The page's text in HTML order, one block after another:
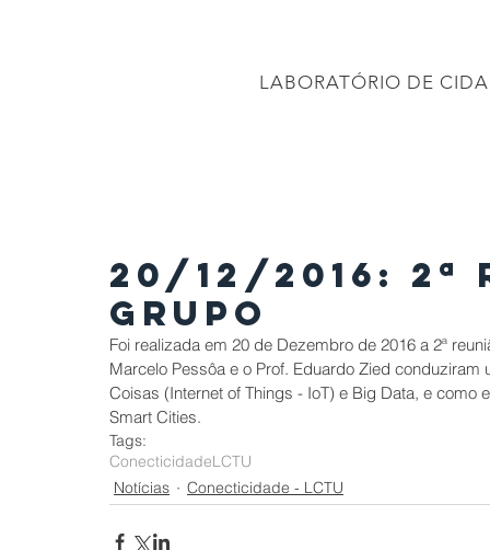
LABORATÓRIO DE
20/12/2016: 2ª
Grupo
Foi realizada em 20 de Dezembro de 2016 a 2ª
Marcelo Pessôa e o Prof. Eduardo Zied
Coisas (Internet of Things - IoT) e Big Data, e
Smart Cities.
Tags:
ConecticidadeLCTU
Notícias
Conecticidade - LCTU